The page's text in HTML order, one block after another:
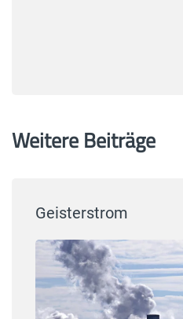
Weitere Beiträge
Geisterstrom